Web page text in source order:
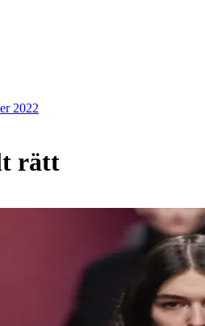
2022
rätt